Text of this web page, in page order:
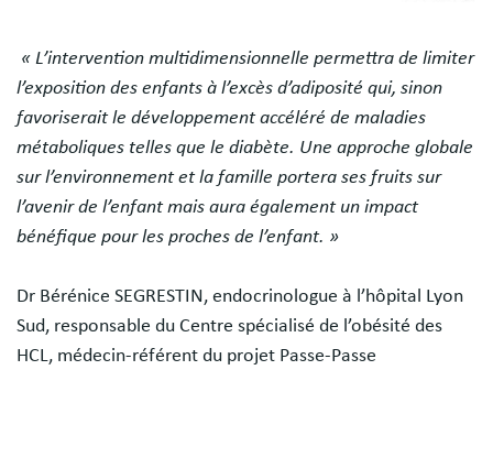
« L’intervention multidimensionnelle permettra de limiter
l’exposition des enfants à l’excès d’adiposité qui, sinon
favoriserait le développement accéléré de maladies
métaboliques telles que le diabète. Une approche globale
sur l’environnement et la famille portera ses fruits sur
l’avenir de l’enfant mais aura également un impact
bénéfique pour les proches de l’enfant. »
Dr Bérénice SEGRESTIN, endocrinologue à l’hôpital Lyon
Sud, responsable du Centre spécialisé de l’obésité des
HCL, médecin-référent du projet Passe-Passe